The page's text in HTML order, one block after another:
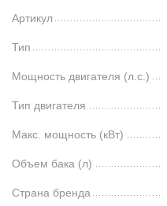
Артикул
Тип
Мощность двигателя (л.с.)
Тип двигателя
Макс. мощность (кВт)
Объем бака (л)
Страна бренда